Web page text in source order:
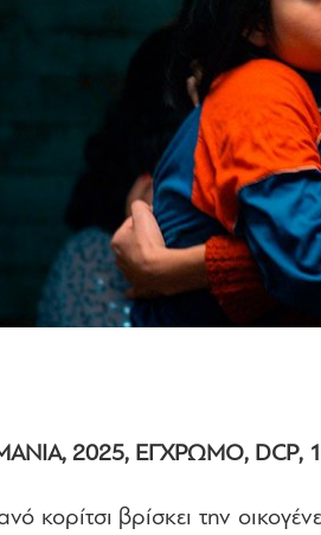
2025, ΕΓΧΡΩΜΟ, DCP,
κορίτσι βρίσκει την